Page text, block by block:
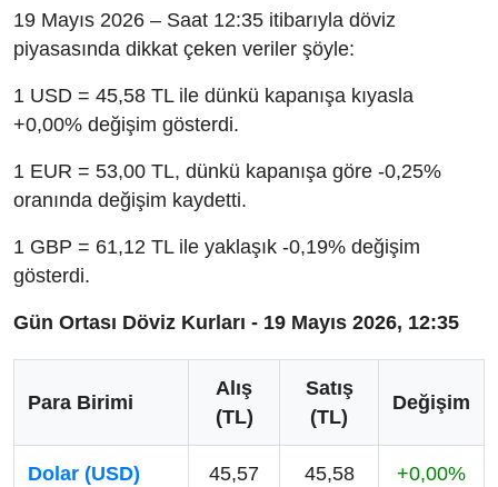
19 Mayıs 2026 – Saat 12:35 itibarıyla döviz
piyasasında dikkat çeken veriler şöyle:
1 USD = 45,58 TL ile dünkü kapanışa kıyasla
+0,00% değişim gösterdi.
1 EUR = 53,00 TL, dünkü kapanışa göre -0,25%
oranında değişim kaydetti.
1 GBP = 61,12 TL ile yaklaşık -0,19% değişim
gösterdi.
Gün Ortası Döviz Kurları - 19 Mayıs 2026, 12:35
Para Birimi
Alış
(TL)
Satış
(TL)
Değişim
Dolar (USD) 45,57 45,58 +0,00%